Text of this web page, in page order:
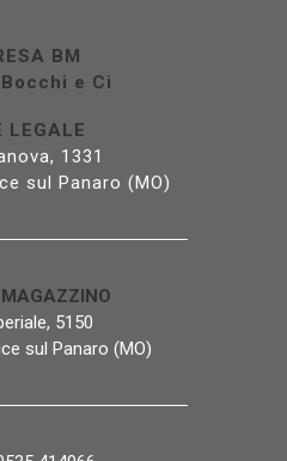
BM
e Ci
LEGALE
1331
sul Panaro (MO)
5150
sul Panaro (MO)